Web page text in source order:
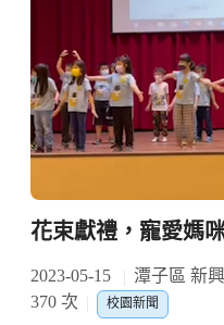
花束獻禮，寵愛媽
2023-05-15 潭子區 新
370 次
校園新聞